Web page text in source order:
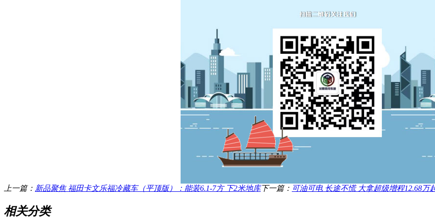
上一篇： 新品聚焦 福田卡文乐福冷藏车（平顶版）：能装6.1-7方 下2米地库下一篇： 可油可电 长途不慌 大拿超级增程12.68万
相关分类